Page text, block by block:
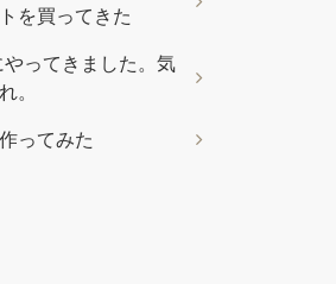
り込
から長
。天然
残しな
を買ってきた
ってきました。気
。
ってみた